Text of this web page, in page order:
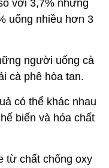
với 3,7% những
uống nhiều hơn 3
người uống cà
cà phê hòa tan.
có thể khác nhau
biến và hóa chất
từ chất chống oxy